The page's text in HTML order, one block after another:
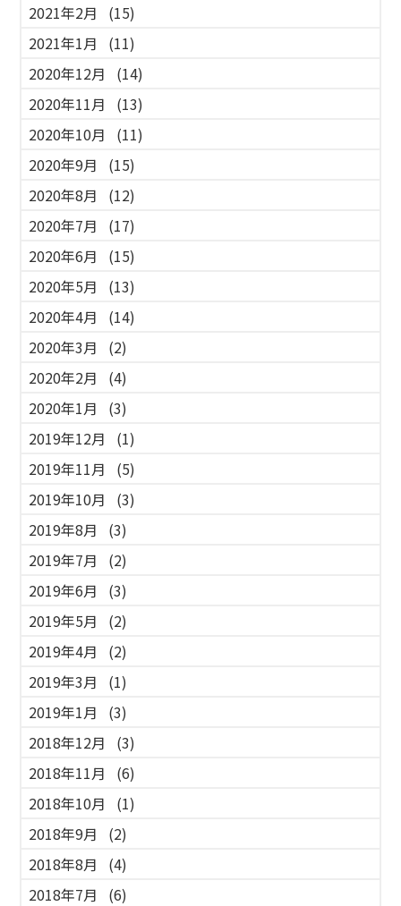
2021年2月
(15)
2021年1月
(11)
2020年12月
(14)
2020年11月
(13)
2020年10月
(11)
2020年9月
(15)
2020年8月
(12)
2020年7月
(17)
2020年6月
(15)
2020年5月
(13)
2020年4月
(14)
2020年3月
(2)
2020年2月
(4)
2020年1月
(3)
2019年12月
(1)
2019年11月
(5)
2019年10月
(3)
2019年8月
(3)
2019年7月
(2)
2019年6月
(3)
2019年5月
(2)
2019年4月
(2)
2019年3月
(1)
2019年1月
(3)
2018年12月
(3)
2018年11月
(6)
2018年10月
(1)
2018年9月
(2)
2018年8月
(4)
2018年7月
(6)